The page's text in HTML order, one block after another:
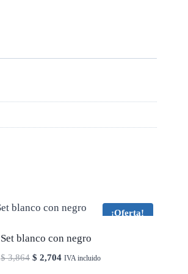
¡Oferta!
Set blanco con negro
$3,864 El
$ 2,704ElIVA incluido